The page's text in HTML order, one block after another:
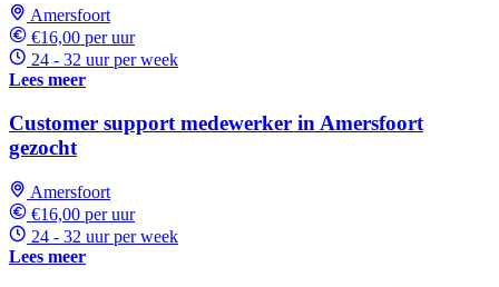
Amersfoort
€16,00 per uur
24 - 32 uur per week
Lees meer
Customer support medewerker in Amersfoort
gezocht
Amersfoort
€16,00 per uur
24 - 32 uur per week
Lees meer